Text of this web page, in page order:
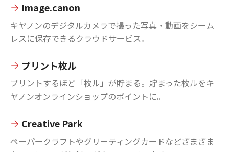
Image.canon
キヤノンのデジタルカメラで撮った写真・動画をシーム
レスに保存できるクラウドサービス。
プリント枚ル
プリントするほど「枚ル」が貯まる。貯まった枚ルをキ
ヤノンオンラインショップのポイントに。
Creative Park
ペーパークラフトやグリーティングカードなどざまざま